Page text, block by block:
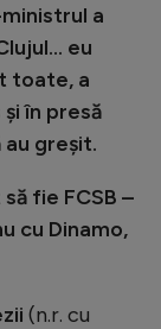
a
eu
toate, a
în presă
greșit.
fie FCSB –
cu Dinamo,
(n.r. cu